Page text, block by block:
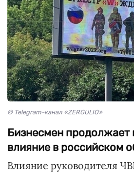
© Telegram-канал «ZERGULIO»
Бизнесмен продолжает
влияние в российском
Влияние руководителя